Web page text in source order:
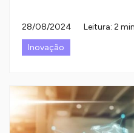
28/08/2024
Leitura: 2
Inovação